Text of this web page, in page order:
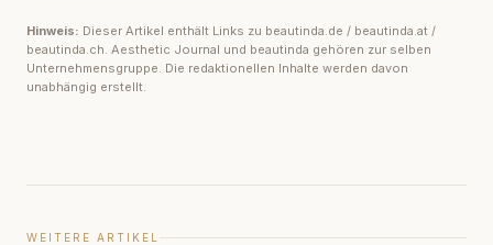
Hinweis: Dieser Artikel enthält Links zu beautinda.de / beautinda.at /
beautinda.ch. Aesthetic Journal und beautinda gehören zur selben
Unternehmensgruppe. Die redaktionellen Inhalte werden davon
unabhängig erstellt.
WEITERE ARTIKEL